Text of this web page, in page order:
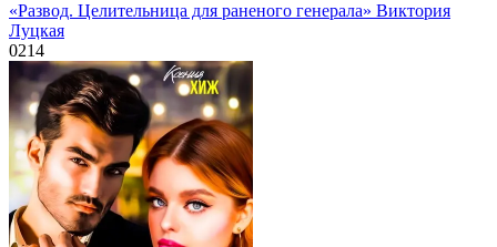
«Развод. Целительница для раненого генерала» Виктория
Луцкая
0214